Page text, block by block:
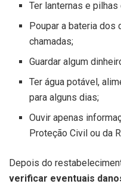
Ter lanternas e
Poupar a bateria
chamadas;
Guardar algum
Ter água potável,
para alguns dias;
Ouvir apenas
Proteção Civil ou da
Depois do
verificar eventuais